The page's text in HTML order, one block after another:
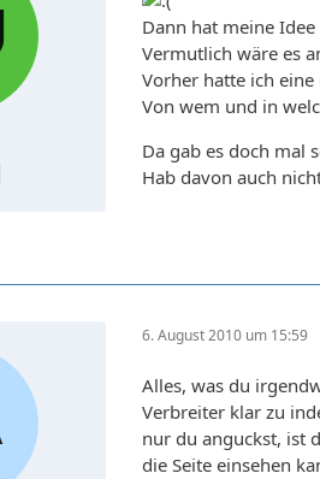
Dann hat meine
Vermutlich wäre es
Vorher hatte ich
Von wem und in
Da gab es doch mal
Hab davon auch
6. August 2010 um 15:59
Alles, was du
Verbreiter klar zu
nur du anguckst, ist
die Seite einsehen